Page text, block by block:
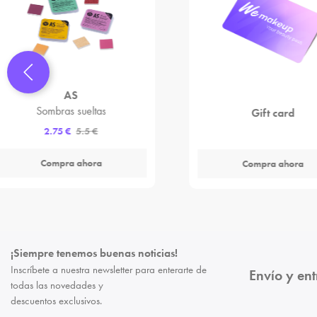
AS
Sombras sueltas
2.75 € 5.5 €
Compra ahora
Gift card
Compra ahora
¡Siempre tenemos buenas noticias!
Inscríbete a nuestra newsletter para enterarte de
todas las novedades y
descuentos exclusivos.
Envío y